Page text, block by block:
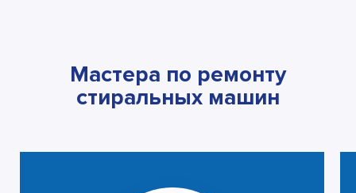
Мастера по ремонту
стиральных машин